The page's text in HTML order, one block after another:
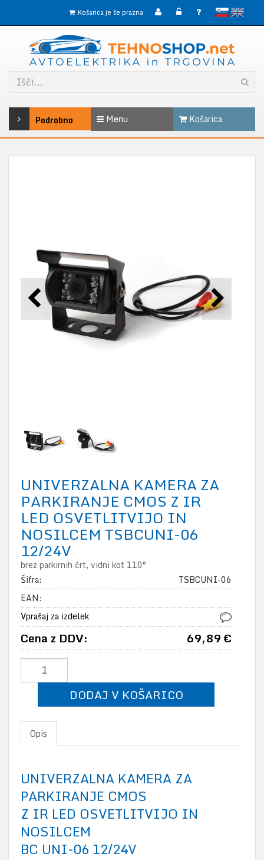
slovenskoEnglish
Košarica je še prazna
Podrobno Menu Košarica
UNIVERZALNA KAMERA ZA
PARKIRANJE CMOS Z IR
LED OSVETLITVIJO IN
NOSILCEM TSBCUNI-06
12/24V
brez parkirnih črt, vidni kot 110°
Šifra:
TSBCUNI-06
EAN:
Vprašaj za izdelek
Cena z DDV: 69,89 €
DODAJ V KOŠARICO
Opis
UNIVERZALNA KAMERA ZA
PARKIRANJE CMOS
Z IR LED OSVETLITVIJO IN
NOSILCEM
BC UNI-06 12/24V